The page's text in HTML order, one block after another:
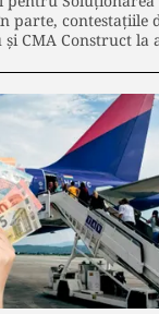
parte, contestațiile
și CMA Construct